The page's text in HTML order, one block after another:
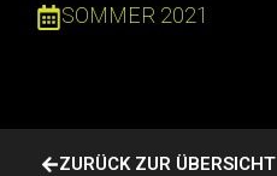
SOMMER 2021
ZURÜCK ZUR ÜBERSICHT